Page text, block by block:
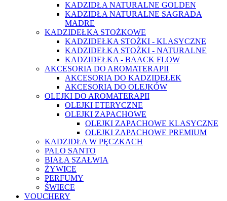
KADZIDŁA NATURALNE GOLDEN
KADZIDŁA NATURALNE SAGRADA
MADRE
KADZIDEŁKA STOŻKOWE
KADZIDEŁKA STOŻKI - KLASYCZNE
KADZIDEŁKA STOŻKI - NATURALNE
KADZIDEŁKA - BAACK FLOW
AKCESORIA DO AROMATERAPII
AKCESORIA DO KADZIDEŁEK
AKCESORIA DO OLEJKÓW
OLEJKI DO AROMATERAPII
OLEJKI ETERYCZNE
OLEJKI ZAPACHOWE
OLEJKI ZAPACHOWE KLASYCZNE
OLEJKI ZAPACHOWE PREMIUM
KADZIDŁA W PĘCZKACH
PALO SANTO
BIAŁA SZAŁWIA
ŻYWICE
PERFUMY
ŚWIECE
VOUCHERY